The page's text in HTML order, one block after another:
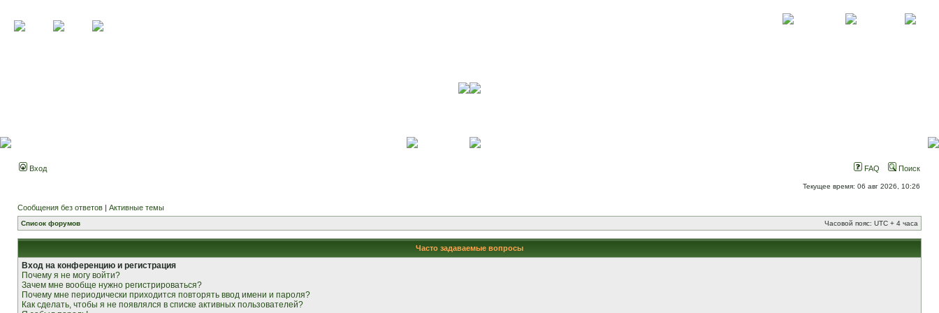
Вход FAQ Поиск
Текущее время: 06 авг 2026, 10:26
Сообщения без ответов | Активные темы
Список форумов Часовой пояс: UTC + 4 часа
Часто задаваемые вопросы
Вход на конференцию и регистрация
Почему я не могу войти?
Зачем мне вообще нужно регистрироваться?
Почему мне периодически приходится повторять ввод имени и пароля?
Как сделать, чтобы я не появлялся в списке активных пользователей?